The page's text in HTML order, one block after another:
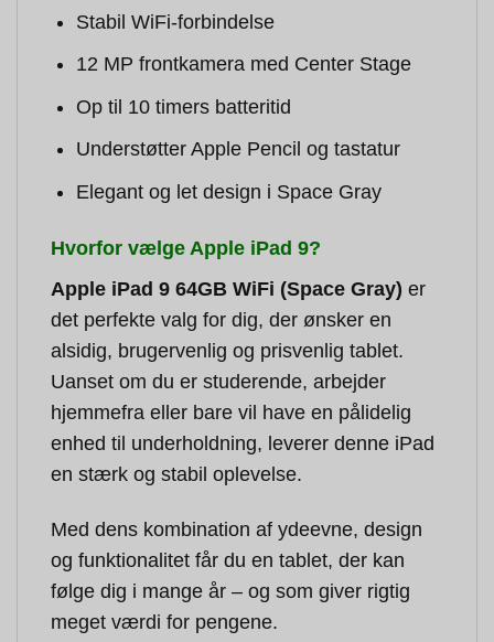
Stabil WiFi-forbindelse
12 MP frontkamera med Center Stage
Op til 10 timers batteritid
Understøtter Apple Pencil og tastatur
Elegant og let design i Space Gray
Hvorfor vælge Apple iPad 9?
Apple iPad 9 64GB WiFi (Space Gray) er
det perfekte valg for dig, der ønsker en
alsidig, brugervenlig og prisvenlig tablet.
Uanset om du er studerende, arbejder
hjemmefra eller bare vil have en pålidelig
enhed til underholdning, leverer denne iPad
en stærk og stabil oplevelse.
Med dens kombination af ydeevne, design
og funktionalitet får du en tablet, der kan
følge dig i mange år – og som giver rigtig
meget værdi for pengene.